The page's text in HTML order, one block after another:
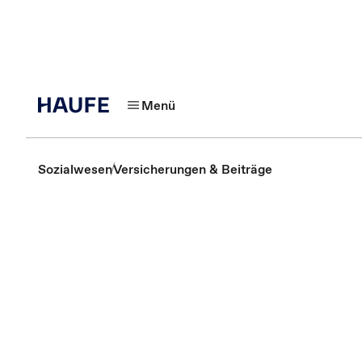
Menü
SozialwesenVersicherungen & Beiträge